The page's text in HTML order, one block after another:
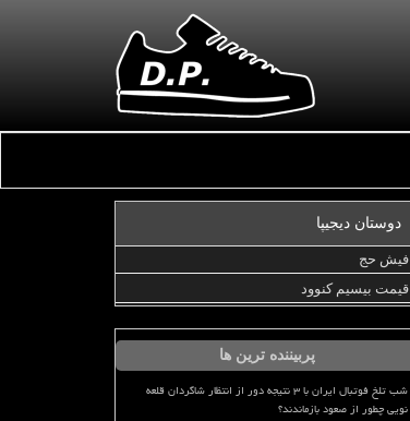
دوستان دیجیپا
فیش حج
قیمت بیسیم کنوود
پربیننده ترین ها
شب تلخ فوتبال ایران با ۳ نتیجه دور از انتظار شاگردان قلعه
نویی چطور از صعود بازماندند؟